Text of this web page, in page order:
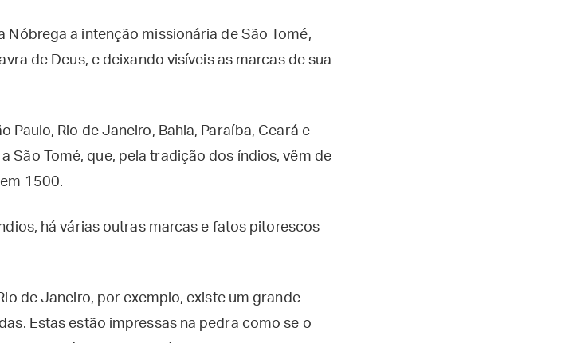
a intenção missionária de São Tomé,
de Deus, e deixando visíveis as marcas de sua
Paulo, Rio de Janeiro, Bahia, Paraíba, Ceará e
São Tomé, que, pela tradição dos índios, vêm de
1500.
há várias outras marcas e fatos pitorescos
de Janeiro, por exemplo, existe um grande
Estas estão impressas na pedra como se o